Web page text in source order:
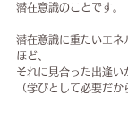
潜在意識のことです。
潜在意識に重たいエネ
ほど、
それに見合った出逢い
（学びとして必要だか